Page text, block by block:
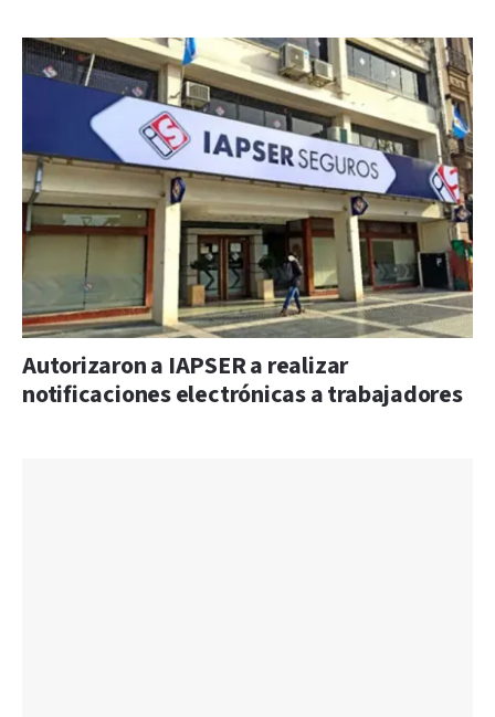
Autorizaron a IAPSER a realizar
notificaciones electrónicas a trabajadores